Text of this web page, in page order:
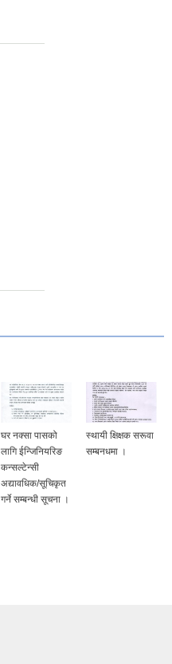
घर नक्सा पासको
लागि ईन्जिनियरिङ
कन्सल्टेन्सी
अद्यावधिक/सूचिकृत
गर्ने सम्बन्धी सूचना ।
स्थायी क्षिक्षक सरूवा
सम्बनधमा ।